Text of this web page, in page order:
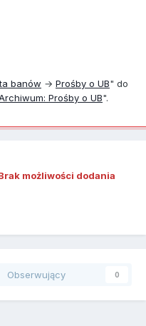
banów → Prośby o UB" do
Prośby o UB".
możliwości dodania
Obserwujący 0